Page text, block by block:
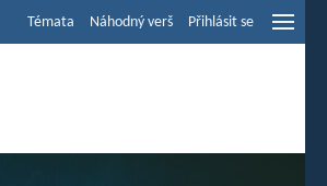
Témata Náhodný verš Přihlásit se